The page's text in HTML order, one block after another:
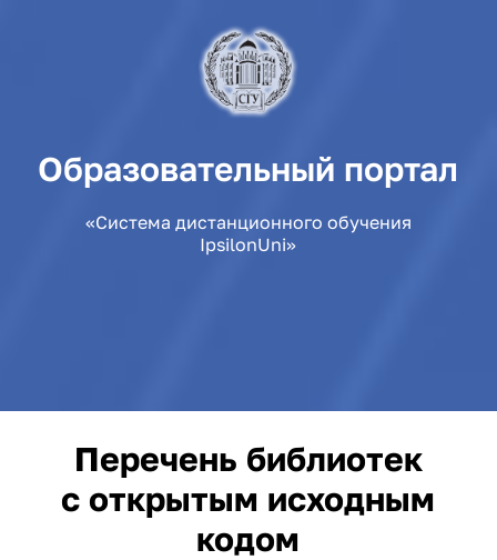
Образовательный портал
«Система дистанционного обучения
IpsilonUni»
Перечень библиотек
с открытым исходным
кодом